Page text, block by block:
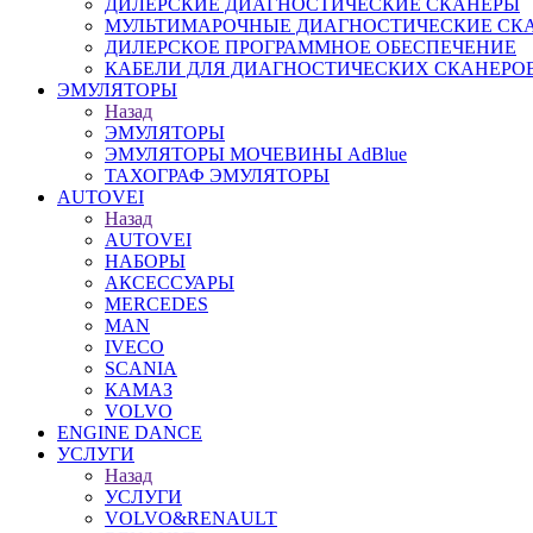
ДИЛЕРСКИЕ ДИАГНОСТИЧЕСКИЕ СКАНЕРЫ
МУЛЬТИМАРОЧНЫЕ ДИАГНОСТИЧЕСКИЕ
ДИЛЕРСКОЕ ПРОГРАММНОЕ ОБЕСПЕЧЕНИЕ
КАБЕЛИ ДЛЯ ДИАГНОСТИЧЕСКИХ
ЭМУЛЯТОРЫ
Назад
ЭМУЛЯТОРЫ
ЭМУЛЯТОРЫ МОЧЕВИНЫ АdBlue
ТАХОГРАФ ЭМУЛЯТОРЫ
AUTOVEI
Назад
AUTOVEI
НАБОРЫ
АКСЕССУАРЫ
MERCEDES
MAN
IVECO
SCANIA
КАМАЗ
VOLVO
ENGINE DANCE
УСЛУГИ
Назад
УСЛУГИ
VOLVO&RENAULT